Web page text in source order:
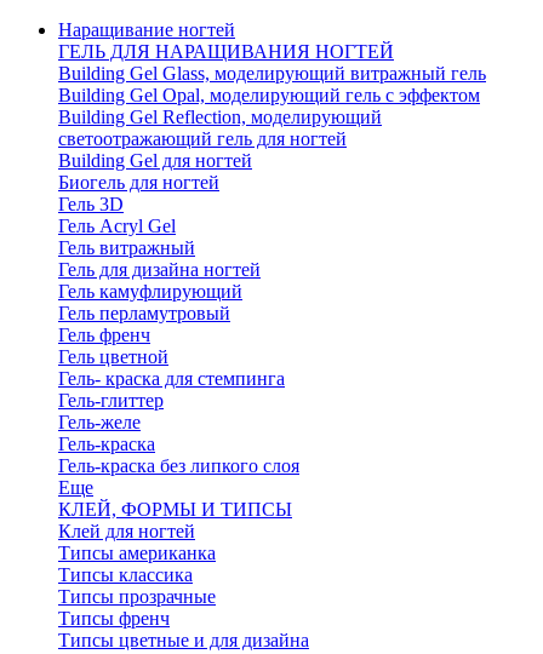
Наращивание ногтей
ГЕЛЬ ДЛЯ НАРАЩИВАНИЯ НОГТЕЙ
Building Gel Glass, моделирующий витражный гель
Building Gel Opal, моделирующий гель с эффектом
Building Gel Reflection, моделирующий
светоотражающий гель для ногтей
Building Gel для ногтей
Биогель для ногтей
Гель 3D
Гель Acryl Gel
Гель витражный
Гель для дизайна ногтей
Гель камуфлирующий
Гель перламутровый
Гель френч
Гель цветной
Гель- краска для стемпинга
Гель-глиттер
Гель-желе
Гель-краска
Гель-краска без липкого слоя
Еще
КЛЕЙ, ФОРМЫ И ТИПСЫ
Клей для ногтей
Типсы американка
Типсы классика
Типсы прозрачные
Типсы френч
Типсы цветные и для дизайна